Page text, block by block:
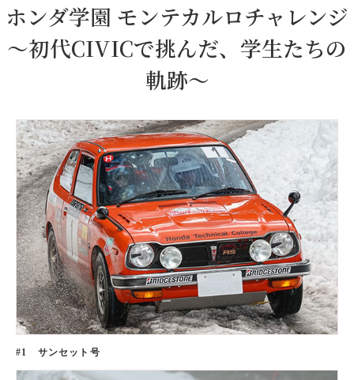
ホンダ学園 モンテカルロチャレンジ
～初代CIVICで挑んだ、学生たちの
軌跡～
#1 サンセット号